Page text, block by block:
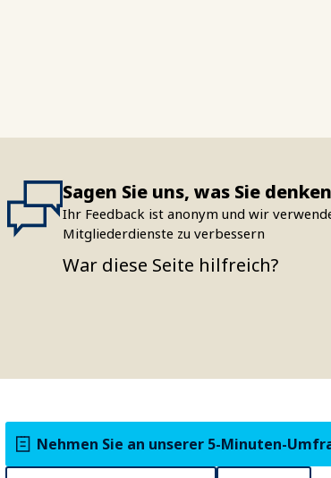
Sagen Sie uns, was Sie denken
Ihr Feedback ist anonym und wir
Mitgliederdienste zu verbessern
War diese Seite hilfreich?
Nehmen Sie an unserer 5-Minuten-